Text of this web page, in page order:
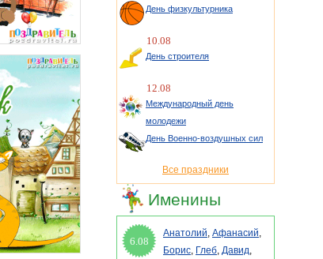
День физкультурника
10.08
День строителя
12.08
Международный день
молодежи
День Военно-воздушных сил
Все праздники
Именины
6.08
Анатолий, Афанасий,
Борис, Глеб, Давид,